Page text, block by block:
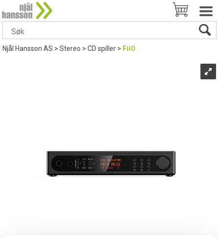
Njål Hansson AS>Stereo>CD spiller> FiiO